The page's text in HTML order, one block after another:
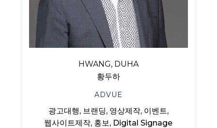
HWANG, DUHA
황두하
ADVUE
광고대행, 브랜딩, 영상제작, 이벤트,
웹사이트제작, 홍보, Digital Signage